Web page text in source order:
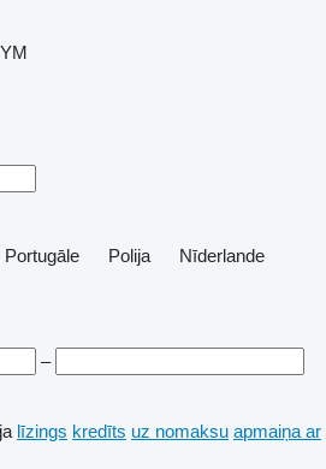
YM
Portugāle Polija
Nīderlande
–
līzings kredīts uz nomaksu apmaiņa ar